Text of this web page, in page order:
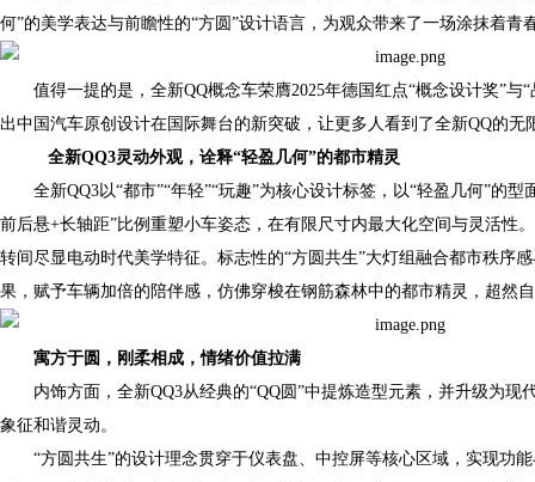
何”的美学表达与前瞻性的“方圆”设计语言，为观众带来了一场涂抹着青
值得一提的是，全新QQ概念车荣膺2025年德国红点“概念设计奖”与
出中国汽车原创设计在国际舞台的新突破，让更多人看到了全新QQ的无
全新QQ3灵动外观，诠释“轻盈几何”的都市精灵
全新QQ3以“都市”“年轻”“玩趣”为核心设计标签，以“轻盈几何”的
前后悬+长轴距”比例重塑小车姿态，在有限尺寸内最大化空间与灵活性
转间尽显电动时代美学特征。标志性的“方圆共生”大灯组融合都市秩序
果，赋予车辆加倍的陪伴感，仿佛穿梭在钢筋森林中的都市精灵，超然
寓方于圆，刚柔相成，情绪价值拉满
内饰方面，全新QQ3从经典的“QQ圆”中提炼造型元素，并升级为现
象征和谐灵动。
“方圆共生”的设计理念贯穿于仪表盘、中控屏等核心区域，实现功